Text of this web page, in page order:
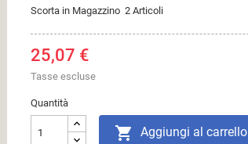
Scorta in Magazzino 2 Articoli
25,07 €
Tasse escluse
Quantità
 Aggiungi al carrello